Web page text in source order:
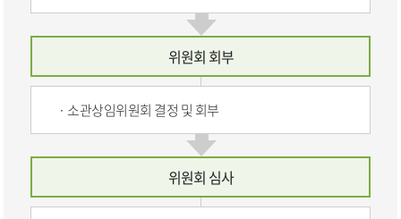
위원회 회부
소관상임위원회 결정 및 회부
위원회 심사